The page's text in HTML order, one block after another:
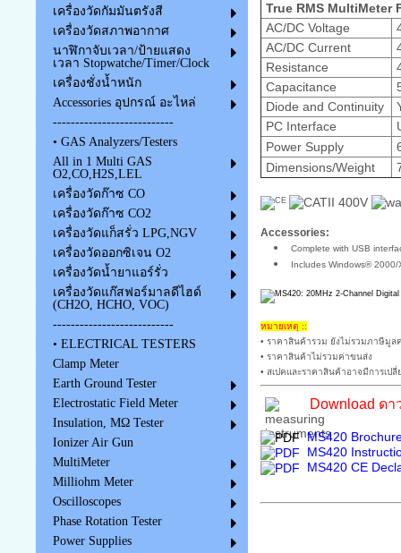
เครื่องวัดกัมมันตรังสี
เครื่องวัดสภาพอากาศ
นาฬิกาจับเวลา/ป้ายแสดง
เวลา Stopwatche/Timer/Clock
เครื่องชั่งน้ำหนัก
Accessories อุปกรณ์ อะไหล่
---------------------------
• GAS Analyzers/Testers
All in 1 Multi GAS
O2,CO,H2S,LEL
เครื่องวัดก๊าซ CO
เครื่องวัดก๊าซ CO2
เครื่องวัดแก็สรั่ว LPG,NGV
เครื่องวัดออกซิเจน O2
เครื่องวัดน้ำยาแอร์รั่ว
เครื่องวัดแก๊สฟอร์มาลดีไฮด์
(CH2O, HCHO, VOC)
---------------------------
• ELECTRICAL TESTERS
Clamp Meter
Earth Ground Tester
Electrostatic Field Meter
Insulation, MΩ Tester
Ionizer Air Gun
MultiMeter
Milliohm Meter
Oscilloscopes
Phase Rotation Tester
Power Supplies
True RMS MultiMeter
AC/DC Voltage
AC/DC Current
Resistance
Capacitance
Diode and Continuity
PC Interface
Power Supply
Dimensions/Weight
Accessories:
Complete with USB
Includes Windows®
หมายเหตุ ::
• ราคาสินค้ารวม ยังไม่รวมภาษีมูล
• ราคาสินค้าไม่รวมค่าขนส่ง
• สเปคและราคาสินค้าอาจมีการเป
Download ด
MS420
MS420
MS420 CE